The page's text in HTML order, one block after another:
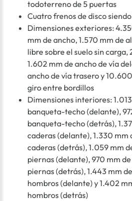
todoterreno de 5 puertas
Cuatro frenos de disco
Dimensiones exteriores:
mm de ancho, 1.570 mm de
libre sobre el suelo sin
1.602 mm de ancho de vía
ancho de vía trasero y
giro entre bordillos
Dimensiones interiores:
banqueta-techo (delante),
banqueta-techo (detrás),
caderas (delante), 1.330 mm
caderas (detrás), 1.059 mm
piernas (delante), 970 mm
piernas (detrás), 1.443 mm
hombros (delante) y 1.402
hombros (detrás)